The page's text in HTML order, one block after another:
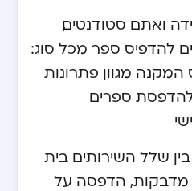
ואתם סטודנטים,
להדפיס ספר מכל סוג:
מגוון פתרונות
להדפסת ספרים
שלל השירותים בית
הדפסה על